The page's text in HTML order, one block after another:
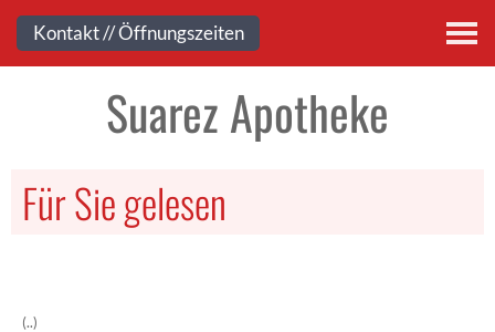
Kontakt
Suarez Apotheke
Für Sie gelesen
(..)
Kontakt // Öffnungszeiten